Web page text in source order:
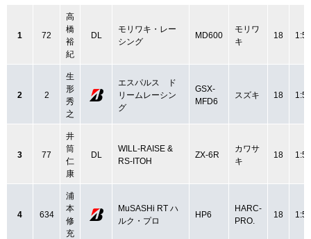
1 72
高
橋
裕
紀
DL
モリワキ・レー
シング
MD600
モリワ
キ
18
2 2
生
形
秀
之
エスパルス ド
リームレーシン
グ
GSX-
MFD6
スズキ 18
3 77
井
筒
仁
康
DL
WILL-RAISE &
RS-ITOH
ZX-6R
カワサ
キ
18
4 634
浦
本
修
充
MuSASHi RT ハ
ルク・プロ
HP6
HARC-
PRO.
18